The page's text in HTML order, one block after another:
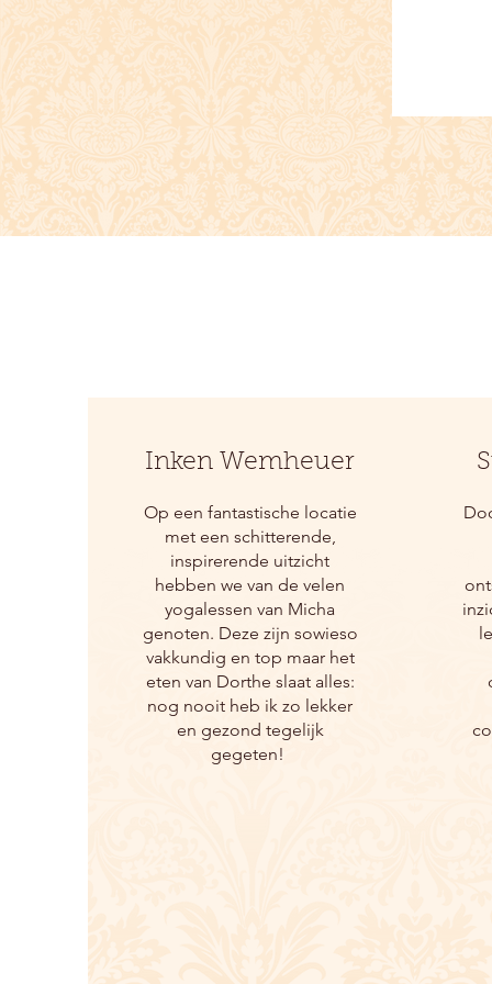
Inken Wemheuer
Op een fantastische locatie
met een schitterende,
inspirerende uitzicht
hebben we van de velen
yogalessen van Micha
genoten. Deze zijn sowieso
vakkundig en top maar het
eten van Dorthe slaat alles:
nog nooit heb ik zo lekker
en gezond tegelijk
gegeten!